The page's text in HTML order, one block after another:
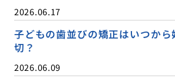
2026.06.17
子どもの歯並びの矯正はいつから
切？
2026.06.09